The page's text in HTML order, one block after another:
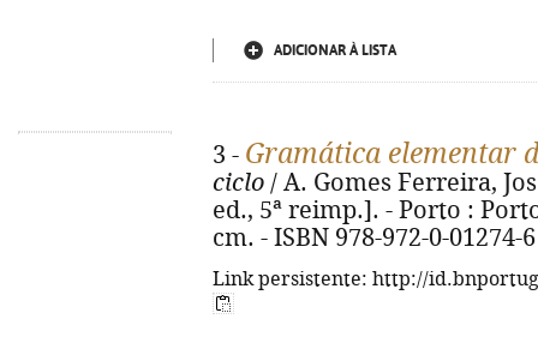
ADICIONAR À LISTA
3 - Gramática elementar
ciclo / A. Gomes Ferreira,
ed., 5ª reimp.]. - Porto :
cm. - ISBN 978-972-0-01274-6
Link persistente: http://